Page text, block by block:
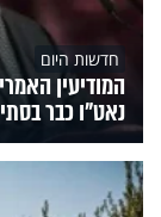
חדשות היום
המודיעין
נאט"ו כבר